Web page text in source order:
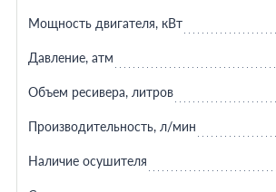
Мощность двигателя, кВт
Давление, атм
Объем ресивера, литров
Производительность, л/мин
Наличие осушителя